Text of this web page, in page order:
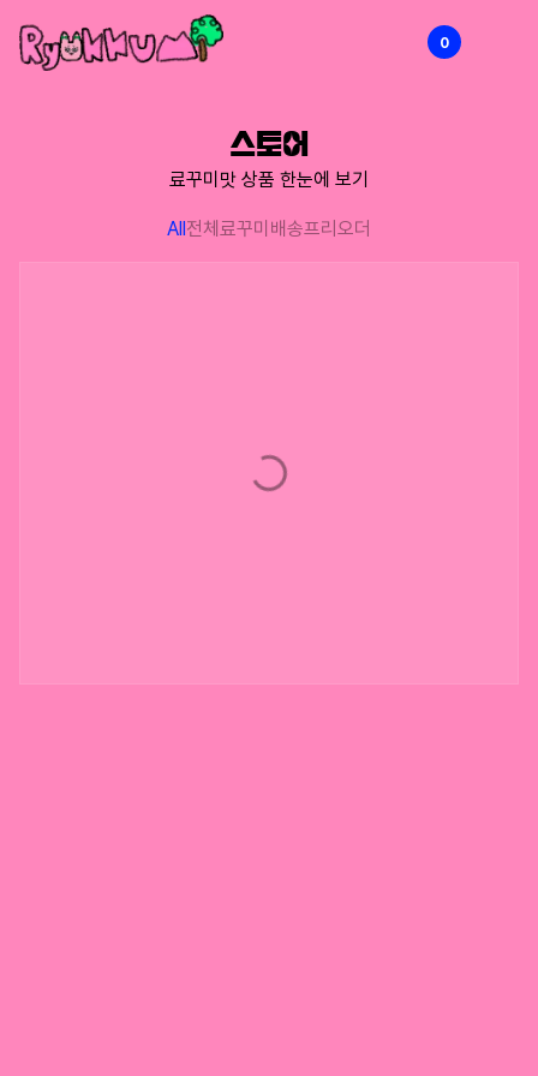
RYOKKUMi 0
스토어
료꾸미맛 상품 한눈에 보기
All전체료꾸미배송프리오더